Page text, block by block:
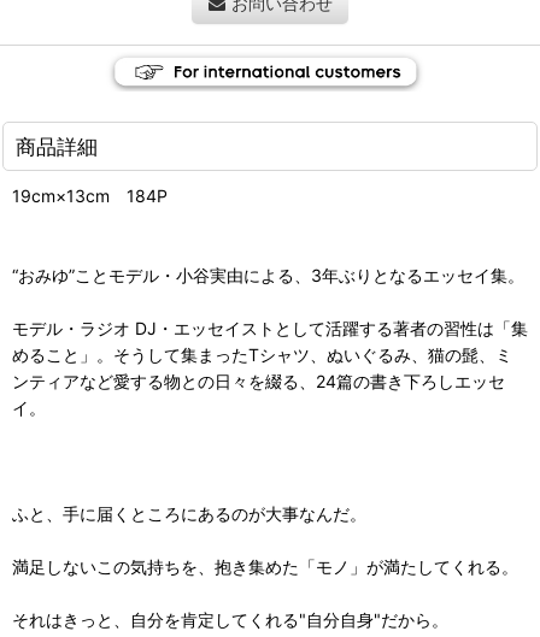
商品詳細
19cm×13cm 184P
“おみゆ”ことモデル・小谷実由による、3年ぶりとなるエッセイ集。
モデル・ラジオ DJ・エッセイストとして活躍する著者の習性は「集
めること」。そうして集まったTシャツ、ぬいぐるみ、猫の髭、ミ
ンティアなど愛する物との日々を綴る、24篇の書き下ろしエッセ
イ。
ふと、手に届くところにあるのが大事なんだ。
満足しないこの気持ちを、抱き集めた「モノ」が満たしてくれる。
それはきっと、自分を肯定してくれる"自分自身"だから。